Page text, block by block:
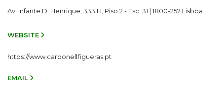
Av. Infante D. Henrique, 333 H, Piso 2 - Esc. 31 | 1800-257 Lisboa
WEBSITE
https://www.carbonellfigueras.pt
EMAIL